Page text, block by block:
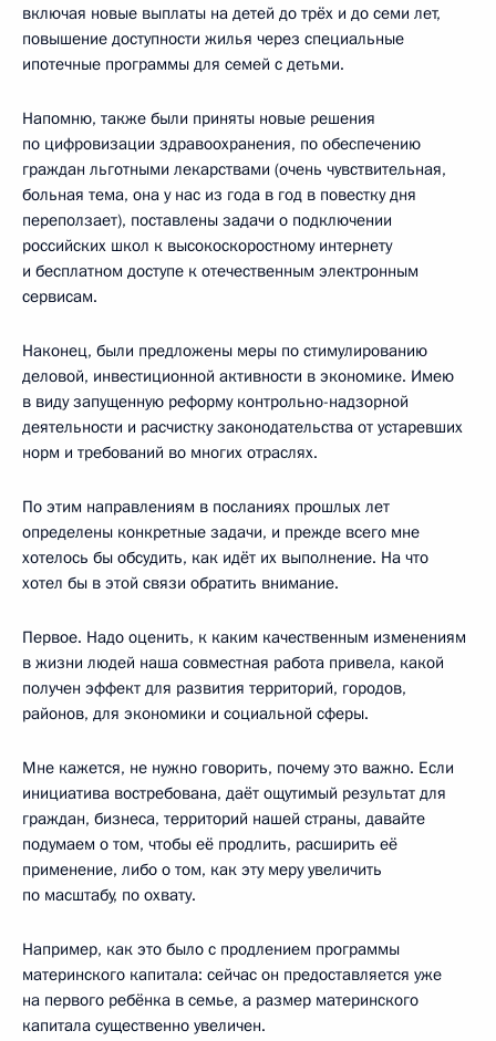
включая новые выплаты на детей до трёх и до семи лет,
повышение доступности жилья через специальные
ипотечные программы для семей с детьми.
Напомню, также были приняты новые решения
по цифровизации здравоохранения, по обеспечению
граждан льготными лекарствами (очень чувствительная,
больная тема, она у нас из года в год в повестку дня
переползает), поставлены задачи о подключении
российских школ к высокоскоростному интернету
и бесплатном доступе к отечественным электронным
сервисам.
Наконец, были предложены меры по стимулированию
деловой, инвестиционной активности в экономике. Имею
в виду запущенную реформу контрольно-надзорной
деятельности и расчистку законодательства от устаревших
норм и требований во многих отраслях.
По этим направлениям в посланиях прошлых лет
определены конкретные задачи, и прежде всего мне
хотелось бы обсудить, как идёт их выполнение. На что
хотел бы в этой связи обратить внимание.
Первое. Надо оценить, к каким качественным изменениям
в жизни людей наша совместная работа привела, какой
получен эффект для развития территорий, городов,
районов, для экономики и социальной сферы.
Мне кажется, не нужно говорить, почему это важно. Если
инициатива востребована, даёт ощутимый результат для
граждан, бизнеса, территорий нашей страны, давайте
подумаем о том, чтобы её продлить, расширить её
применение, либо о том, как эту меру увеличить
по масштабу, по охвату.
Например, как это было с продлением программы
материнского капитала: сейчас он предоставляется уже
на первого ребёнка в семье, а размер материнского
капитала существенно увеличен.